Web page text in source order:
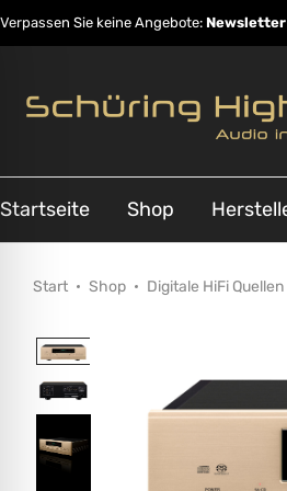
Verpassen Sie keine Angebote:
Startseite Shop
Start Shop Digitale HiFi Quellen